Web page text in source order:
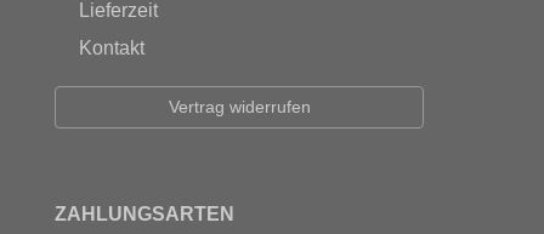
Lieferzeit
Kontakt
Vertrag widerrufen
ZAHLUNGSARTEN